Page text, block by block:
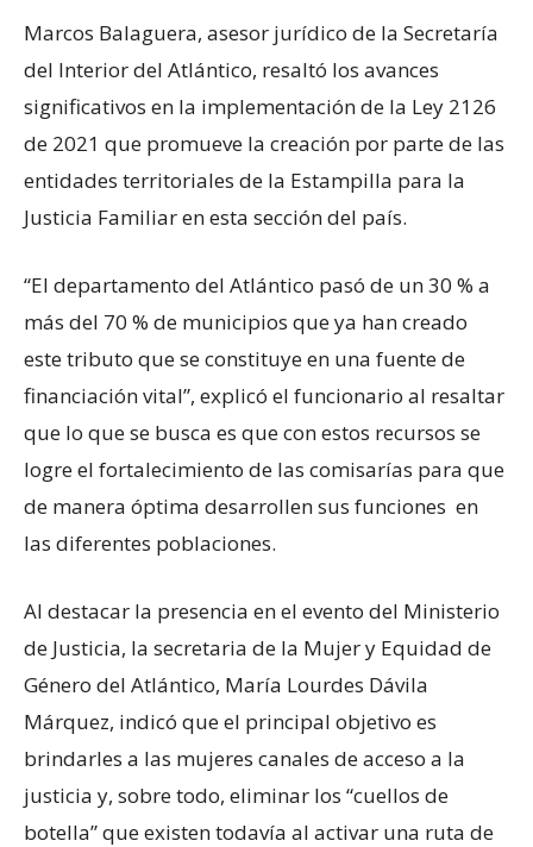
Marcos Balaguera, asesor jurídico de la Secretaría
del Interior del Atlántico, resaltó los avances
significativos en la implementación de la Ley 2126
de 2021 que promueve la creación por parte de las
entidades territoriales de la Estampilla para la
Justicia Familiar en esta sección del país.
“El departamento del Atlántico pasó de un 30 % a
más del 70 % de municipios que ya han creado
este tributo que se constituye en una fuente de
financiación vital”, explicó el funcionario al resaltar
que lo que se busca es que con estos recursos se
logre el fortalecimiento de las comisarías para que
de manera óptima desarrollen sus funciones en
las diferentes poblaciones.
Al destacar la presencia en el evento del Ministerio
de Justicia, la secretaria de la Mujer y Equidad de
Género del Atlántico, María Lourdes Dávila
Márquez, indicó que el principal objetivo es
brindarles a las mujeres canales de acceso a la
justicia y, sobre todo, eliminar los “cuellos de
botella” que existen todavía al activar una ruta de